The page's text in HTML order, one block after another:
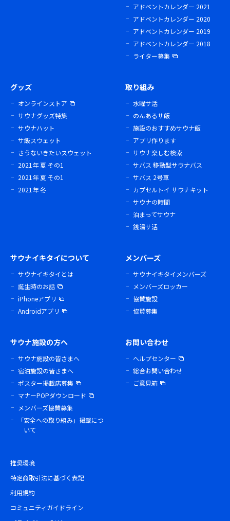
アドベントカレンダー 2021
アドベントカレンダー 2020
アドベントカレンダー 2019
アドベントカレンダー 2018
ライター募集
グッズ
オンラインストア
サウナグッズ特集
サウナハット
サ飯スウェット
さうないきたいスウェット
2021年 夏 その1
2021年 夏 その1
2021年 冬
取り組み
水曜サ活
のんあるサ飯
施設のおすすめサウナ飯
アプリ作ります
サウナ楽しむ検索
サバス 移動型サウナバス
サバス 2号車
カプセルトイ サウナキット
サウナの時間
泊まってサウナ
銭湯サ活
サウナイキタイについて
サウナイキタイとは
誕生時のお話
iPhoneアプリ
Androidアプリ
メンバーズ
サウナイキタイメンバーズ
メンバーズロッカー
協賛施設
協賛募集
サウナ施設の方へ
サウナ施設の皆さまへ
宿泊施設の皆さまへ
ポスター掲載店募集
マナーPOPダウンロード
メンバーズ協賛募集
「安全への取り組み」掲載につ
いて
お問い合わせ
ヘルプセンター
総合お問い合わせ
ご意見箱
推奨環境
特定商取引法に基づく表記
利用規約
コミュニティガイドライン